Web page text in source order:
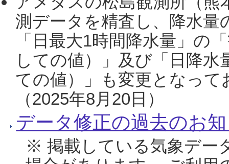
測データを精査し、降水
「日最大1時間降水量」の
しての値）」及び「日降
ての値）」も変更となっ
（2025年8月20日）
データ修正の過去のお
※ 掲載している気象デー